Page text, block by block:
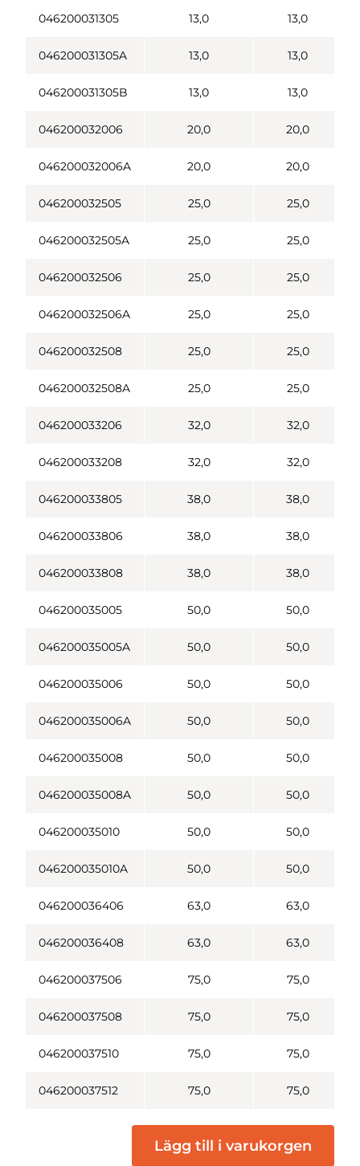
046200031305 13,0 13,0
046200031305A 13,0 13,0
046200031305B 13,0 13,0
046200032006 20,0 20,0
046200032006A 20,0 20,0
046200032505 25,0 25,0
046200032505A 25,0 25,0
046200032506 25,0 25,0
046200032506A 25,0 25,0
046200032508 25,0 25,0
046200032508A 25,0 25,0
046200033206 32,0 32,0
046200033208 32,0 32,0
046200033805 38,0 38,0
046200033806 38,0 38,0
046200033808 38,0 38,0
046200035005 50,0 50,0
046200035005A 50,0 50,0
046200035006 50,0 50,0
046200035006A 50,0 50,0
046200035008 50,0 50,0
046200035008A 50,0 50,0
046200035010 50,0 50,0
046200035010A 50,0 50,0
046200036406 63,0 63,0
046200036408 63,0 63,0
046200037506 75,0 75,0
046200037508 75,0 75,0
046200037510 75,0 75,0
046200037512 75,0 75,0
Lägg till i varukorgen